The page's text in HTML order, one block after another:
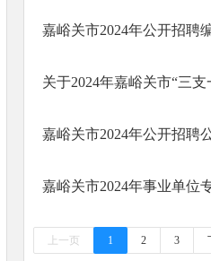
嘉峪关市2024年公开招聘
关于2024年嘉峪关市“三
嘉峪关市2024年公开招聘
嘉峪关市2024年事业单位
上一页 1 2 3